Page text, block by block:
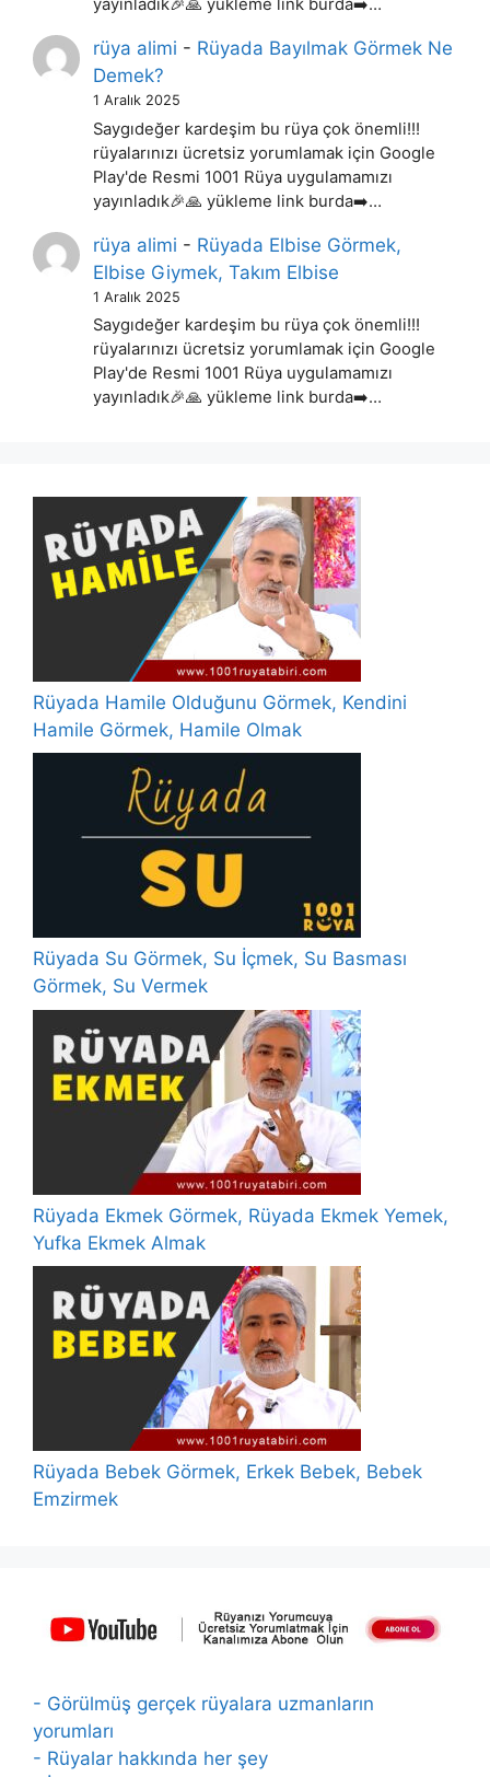
yayınladık🎉🙏 yükleme link burda➡️…
rüya alimi - Rüyada Bayılmak Görmek Ne
Demek?
1 Aralık 2025
Saygıdeğer kardeşim bu rüya çok önemli!!!
rüyalarınızı ücretsiz yorumlamak için Google
Play'de Resmi 1001 Rüya uygulamamızı
yayınladık🎉🙏 yükleme link burda➡️…
rüya alimi - Rüyada Elbise Görmek,
Elbise Giymek, Takım Elbise
1 Aralık 2025
Saygıdeğer kardeşim bu rüya çok önemli!!!
rüyalarınızı ücretsiz yorumlamak için Google
Play'de Resmi 1001 Rüya uygulamamızı
yayınladık🎉🙏 yükleme link burda➡️…
Rüyada Hamile Olduğunu Görmek, Kendini
Hamile Görmek, Hamile Olmak
Rüyada Su Görmek, Su İçmek, Su Basması
Görmek, Su Vermek
Rüyada Ekmek Görmek, Rüyada Ekmek Yemek,
Yufka Ekmek Almak
Rüyada Bebek Görmek, Erkek Bebek, Bebek
Emzirmek
- Görülmüş gerçek rüyalara uzmanların
yorumları
- Rüyalar hakkında her şey